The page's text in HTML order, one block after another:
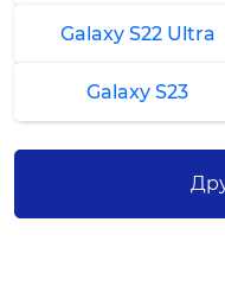
Замена корпуса
2-3 часа
Galaxy S22 Ultra
Galaxy S23